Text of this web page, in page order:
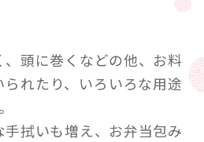
頭に巻くなどの他、お料
れたり、いろいろな用途
拭いも増え、お弁当包み